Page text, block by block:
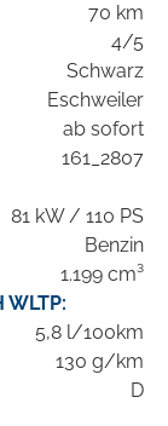
70 km
4/5
Schwarz
Eschweiler
ab sofort
161_2807
81 kW / 110 PS
Benzin
1.199 cm³
WLTP:
5,8 l/100km
130 g/km
D